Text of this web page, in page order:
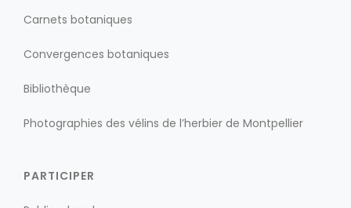
Carnets botaniques
Convergences botaniques
Bibliothèque
Photographies des vélins de l’herbier de Montpellier
PARTICIPER